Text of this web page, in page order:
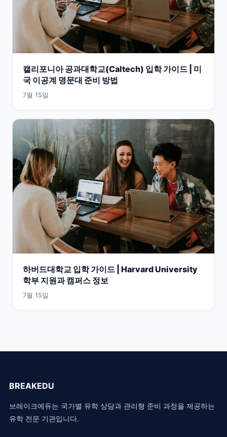
캘리포니아 공과대학교(Caltech) 입학 가이드 | 미
국 이공계 명문대 준비 방법
7월 15일
하버드대학교 입학 가이드 | Harvard University
학부 지원과 캠퍼스 정보
7월 15일
BREAKEDU
브레이크에듀는 국가별 유학 상담과 관리형 준비 과정을 제공하는
유학 전문 기관입니다.